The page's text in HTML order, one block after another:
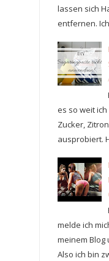
lassen sich
entfernen.
es so weit
Zucker,
ausprobiert.
melde ich
meinem Blog
Also ich bin